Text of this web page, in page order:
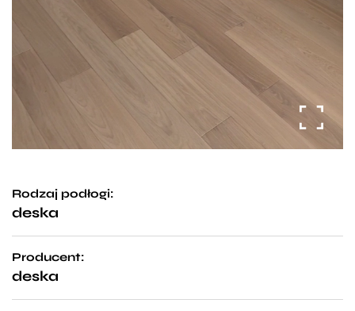
Rodzaj podłogi:
deska
Producent:
deska